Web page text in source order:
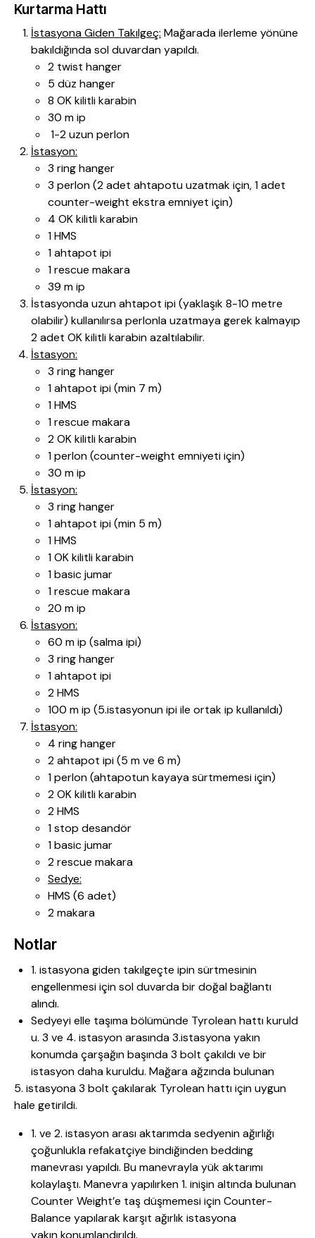
Kurtarma Hattı
İstasyona Giden Takılgeç: Mağarada ilerleme yönüne
bakıldığında sol duvardan yapıldı.
2 twist hanger
5 düz hanger
8 OK kilitli karabin
30 m ip
1-2 uzun perlon
İstasyon:
3 ring hanger
3 perlon (2 adet ahtapotu uzatmak için, 1 adet
counter-weight ekstra emniyet için)
4 OK kilitli karabin
1 HMS
1 ahtapot ipi
1 rescue makara
39 m ip
İstasyonda uzun ahtapot ipi (yaklaşık 8-10 metre
olabilir) kullanılırsa perlonla uzatmaya gerek kalmayıp
2 adet OK kilitli karabin azaltılabilir.
İstasyon:
3 ring hanger
1 ahtapot ipi (min 7 m)
1 HMS
1 rescue makara
2 OK kilitli karabin
1 perlon (counter-weight emniyeti için)
30 m ip
İstasyon:
3 ring hanger
1 ahtapot ipi (min 5 m)
1 HMS
1 OK kilitli karabin
1 basic jumar
1 rescue makara
20 m ip
İstasyon:
60 m ip (salma ipi)
3 ring hanger
1 ahtapot ipi
2 HMS
100 m ip (5.istasyonun ipi ile ortak ip kullanıldı)
İstasyon:
4 ring hanger
2 ahtapot ipi (5 m ve 6 m)
1 perlon (ahtapotun kayaya sürtmemesi için)
2 OK kilitli karabin
2 HMS
1 stop desandör
1 basic jumar
2 rescue makara
Sedye:
HMS (6 adet)
2 makara
Notlar
1. istasyona giden takılgeçte ipin sürtmesinin
engellenmesi için sol duvarda bir doğal bağlantı
alındı.
Sedyeyi elle taşıma bölümünde Tyrolean hattı kuruld
u. 3 ve 4. istasyon arasında 3.istasyona yakın
konumda çarşağın başında 3 bolt çakıldı ve bir
istasyon daha kuruldu. Mağara ağzında bulunan
5. istasyona 3 bolt çakılarak Tyrolean hattı için uygun
hale getirildi.
1. ve 2. istasyon arası aktarımda sedyenin ağırlığı
çoğunlukla refakatçiye bindiğinden bedding
manevrası yapıldı. Bu manevrayla yük aktarımı
kolaylaştı. Manevra yapılırken 1. inişin altında bulunan
Counter Weight’e taş düşmemesi için Counter-
Balance yapılarak karşıt ağırlık istasyona
yakın konumlandırıldı.